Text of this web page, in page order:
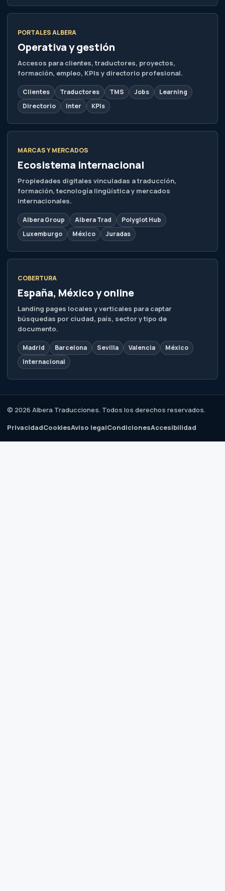
PORTALES ALBERA
Operativa y gestión
Accesos para clientes, traductores, proyectos,
formación, empleo, KPIs y directorio profesional.
Clientes Traductores TMS Jobs
Learning
Directorio
Inter KPIs
MARCAS Y MERCADOS
Ecosistema internacional
Propiedades digitales vinculadas a traducción,
formación, tecnología lingüística y mercados
internacionales.
Albera Group Albera Trad
Polyglot Hub
Luxemburgo
México Juradas
COBERTURA
España, México y online
Landing pages locales y verticales para captar
búsquedas por ciudad, país, sector y tipo de
documento.
Madrid Barcelona Sevilla Valencia
México
Internacional
© 2026 Albera Traducciones. Todos los derechos reservados.
PrivacidadCookiesAviso legalCondicionesAccesibilidad